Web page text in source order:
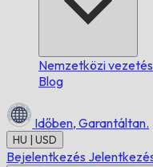
Nemzetközi
Blog
Időben, Garantáltan.
HU | USD
Bejelentkezés